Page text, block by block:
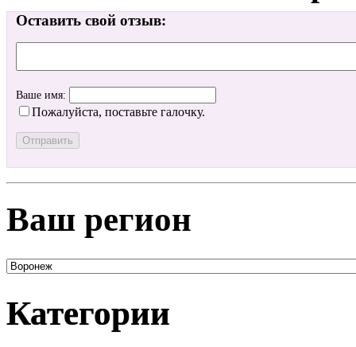
Оставить свой отзыв:
Ваше имя:
Пожалуйста, поставьте галочку.
Ваш регион
Категории